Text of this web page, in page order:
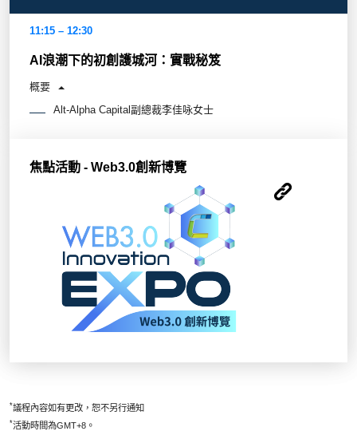
11:15 – 12:30
AI浪潮下的初創護城河：實戰秘笈
概要
Alt-Alpha Capital副總裁李佳咏女士
焦點活動 - Web3.0創新博覽
*議程內容如有更改，恕不另行通知
*活動時間為GMT+8。